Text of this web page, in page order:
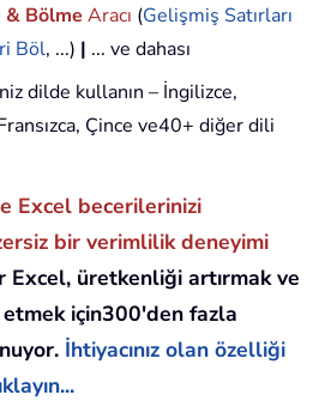
Bölme Aracı (Gelişmiş Satırları
Böl, ...) | ... ve dahası
dilde kullanın – İngilizce,
Çince ve40+ diğer dili
Excel becerilerinizi
bir verimlilik deneyimi
Excel, üretkenliği artırmak ve
için300'den fazla
İhtiyacınız olan özelliği